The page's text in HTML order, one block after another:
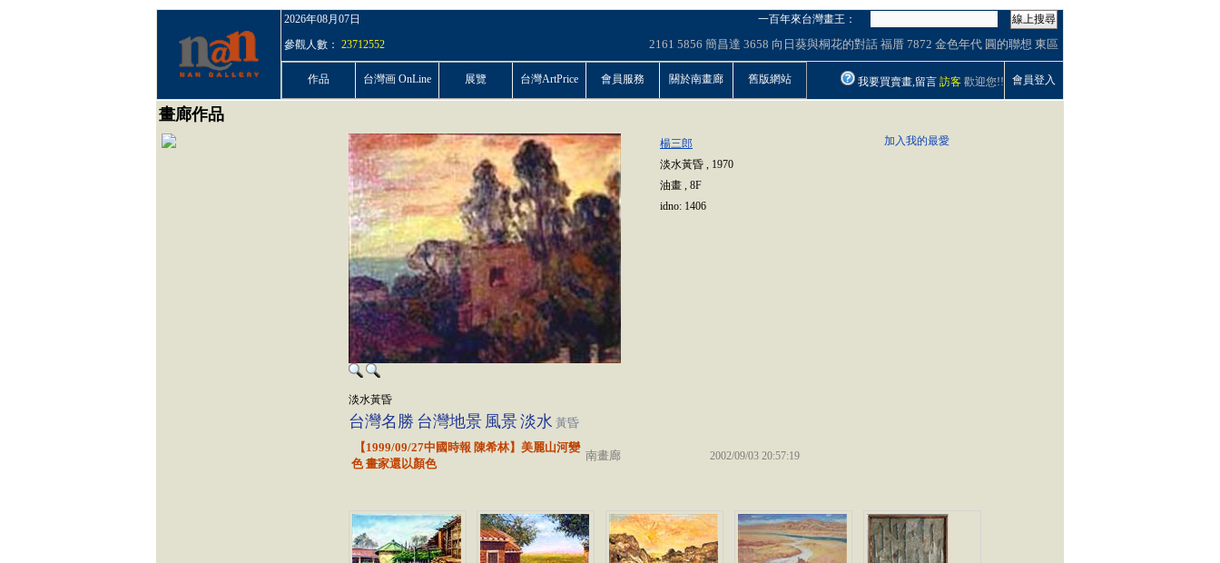
2026年08月07日 一百年來台灣畫王：
線上搜尋
參觀人數： 23712552 2161 5856 簡昌達 3658 向日葵與桐花的對話 福厝 7872 金色年代 圓的聯想 東區
作品 台灣画 OnLine 展覽 台灣ArtPrice 會員服務 關於南畫廊 舊版網站 我要買賣畫,留言 訪客 歡迎您!! 會員登入
畫廊作品
楊三郎
淡水黃昏 , 1970
油畫 , 8F
idno: 1406
加入我的最愛
淡水黃昏
台灣名勝 台灣地景 風景淡水 黃昏
【1999/09/27中國時報 陳希林】美麗山河變
色 畫家還以顏色
南畫廊 2002/09/03 20:57:19